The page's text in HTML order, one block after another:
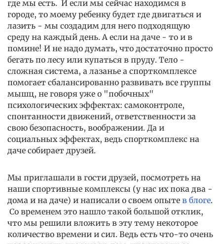
где мы есть. И если мы сейчас находимся в
городе, то моему ребенку будет где двигаться и
лазить - мы создадим для него подходящую
среду на каждый день. А если на даче - то и в
помине! И не надо думать, что достаточно просто
бегать по лесу или купаться в пруду. Тело -
сложная система, а лазанье а спорткомплексе
помогает сбалансированно развивать все группы
мышц, не говоря уже о "побочных"
психологических эффектах: самоконтроле,
спонтанности движений, ответственности за
свою безопасность, воображении. Да и
социальных эффектах, ведь спорткомплекс на
даче собирает друзей.
Мы приглашали в гости друзей, посмотреть на
наши спортивные комплексы (у нас их пока два -
дома и на даче) и написали о своем опыте в блоге.
Со временем это нашло такой большой отклик,
что мы решили вложить в эту тему некоторое
количество времени и сил. Ведь есть что-то очень